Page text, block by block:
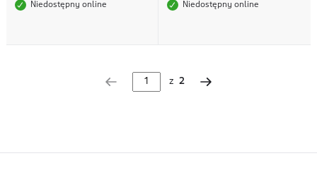
Niedostępny online Niedostępny online
z 2